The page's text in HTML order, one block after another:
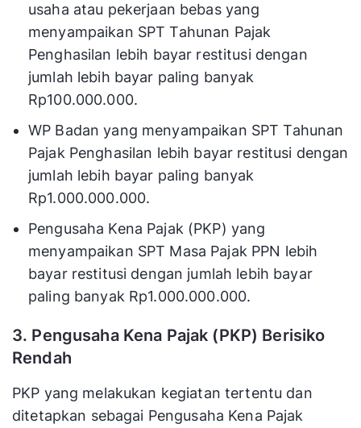
usaha atau pekerjaan bebas yang
menyampaikan SPT Tahunan Pajak
Penghasilan lebih bayar restitusi dengan
jumlah lebih bayar paling banyak
Rp100.000.000.
WP Badan yang menyampaikan SPT Tahunan
Pajak Penghasilan lebih bayar restitusi dengan
jumlah lebih bayar paling banyak
Rp1.000.000.000.
Pengusaha Kena Pajak (PKP) yang
menyampaikan SPT Masa Pajak PPN lebih
bayar restitusi dengan jumlah lebih bayar
paling banyak Rp1.000.000.000.
3. Pengusaha Kena Pajak (PKP) Berisiko
Rendah
PKP yang melakukan kegiatan tertentu dan
ditetapkan sebagai Pengusaha Kena Pajak